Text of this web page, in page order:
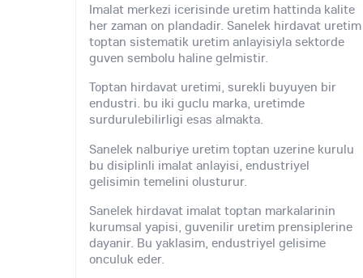
Imalat merkezi icerisinde uretim hattinda kalite
her zaman on plandadir. Sanelek hirdavat uretim
toptan sistematik uretim anlayisiyla sektorde
guven sembolu haline gelmistir.
Toptan hirdavat uretimi, surekli buyuyen bir
endustri. bu iki guclu marka, uretimde
surdurulebilirligi esas almakta.
Sanelek nalburiye uretim toptan uzerine kurulu
bu disiplinli imalat anlayisi, endustriyel
gelisimin temelini olusturur.
Sanelek hirdavat imalat toptan markalarinin
kurumsal yapisi, guvenilir uretim prensiplerine
dayanir. Bu yaklasim, endustriyel gelisime
onculuk eder.